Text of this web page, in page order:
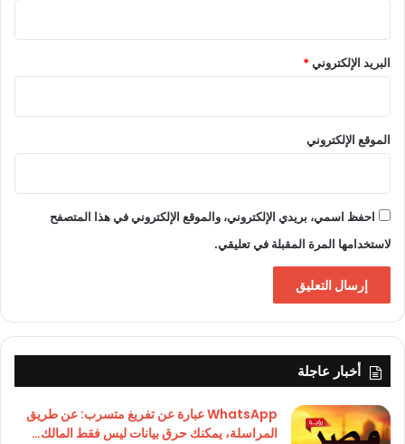
البريد الإلكتروني*
الموقع الإلكتروني
احفظ اسمي، بريدي الإلكتروني، والموقع الإلكتروني في هذا المتصفح
لاستخدامها المرة المقبلة في تعليقي.
أخبار عاجلة
WhatsApp عبارة عن تفريغ متسرب: عن طريق
المراسلة، يمكنك حرق بيانات ليس فقط المالك…